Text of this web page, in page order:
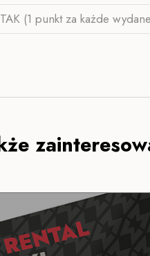
TAK (1 punkt za każde